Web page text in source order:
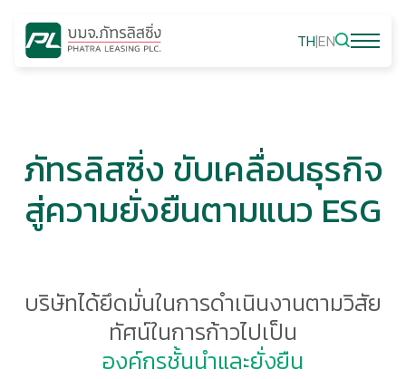
TH|EN
ภัทรลิสซิ่ง ขับเคลื่อนธุรกิจ
สู่ความยั่งยืนตามแนว ESG
บริษัทได้ยึดมั่นในการดำเนินงานตามวิสัย
ทัศน์ในการก้าวไปเป็น
องค์กรชั้นนำและยั่งยืน